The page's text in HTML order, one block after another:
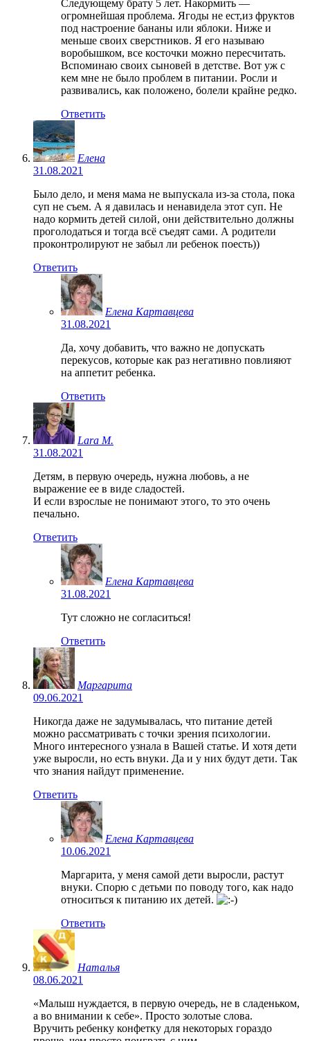
Следующему брату 5 лет. Накормить —
огромнейшая проблема. Ягоды не ест,из фруктов
под настроение бананы или яблоки. Ниже и
меньше своих сверстников. Я его называю
воробышком, все косточки можно пересчитать.
Вспоминаю своих сыновей в детстве. Вот уж с
кем мне не было проблем в питании. Росли и
развивались, как положено, болели крайне редко.
Ответить
Елена
31.08.2021
Было дело, и меня мама не выпускала из-за стола, пока
суп не съем. А я давилась и ненавидела этот суп. Не
надо кормить детей силой, они действительно должны
проголодаться и тогда всё съедят сами. А родители
проконтролируют не забыл ли ребенок поесть))
Ответить
Елена Картавцева
31.08.2021
Да, хочу добавить, что важно не допускать
перекусов, которые как раз негативно повлияют
на аппетит ребенка.
Ответить
Lara M.
31.08.2021
Детям, в первую очередь, нужна любовь, а не
выражение ее в виде сладостей.
И если взрослые не понимают этого, то это очень
печально.
Ответить
Елена Картавцева
31.08.2021
Тут сложно не согласиться!
Ответить
Маргарита
09.06.2021
Никогда даже не задумывалась, что питание детей
можно рассматривать с точки зрения психологии.
Много интересного узнала в Вашей статье. И хотя дети
уже выросли, но есть внуки. Да и у них будут дети. Так
что знания найдут применение.
Ответить
Елена Картавцева
10.06.2021
Маргарита, у меня самой дети выросли, растут
внуки. Спорю с детьми по поводу того, как надо
относиться к питанию их детей.
Ответить
Наталья
08.06.2021
«Малыш нуждается, в первую очередь, не в сладеньком,
а во внимании к себе». Просто золотые слова.
Вручить ребенку конфетку для некоторых гораздо